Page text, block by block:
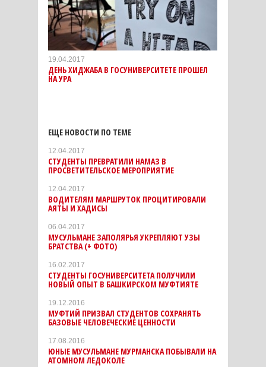
19.04.2017
ДЕНЬ ХИДЖАБА В ГОСУНИВЕРСИТЕТЕ ПРОШЕЛ
НА УРА
ЕЩЕ НОВОСТИ ПО ТЕМЕ
12.04.2017
СТУДЕНТЫ ПРЕВРАТИЛИ НАМАЗ В
ПРОСВЕТИТЕЛЬСКОЕ МЕРОПРИЯТИЕ
12.04.2017
ВОДИТЕЛЯМ МАРШРУТОК ПРОЦИТИРОВАЛИ
АЯТЫ И ХАДИСЫ
06.04.2017
МУСУЛЬМАНЕ ЗАПОЛЯРЬЯ УКРЕПЛЯЮТ УЗЫ
БРАТСТВА (+ ФОТО)
16.02.2017
СТУДЕНТЫ ГОСУНИВЕРСИТЕТА ПОЛУЧИЛИ
НОВЫЙ ОПЫТ В БАШКИРСКОМ МУФТИЯТЕ
19.12.2016
МУФТИЙ ПРИЗВАЛ СТУДЕНТОВ СОХРАНЯТЬ
БАЗОВЫЕ ЧЕЛОВЕЧЕСКИЕ ЦЕННОСТИ
17.08.2016
ЮНЫЕ МУСУЛЬМАНЕ МУРМАНСКА ПОБЫВАЛИ НА
АТОМНОМ ЛЕДОКОЛЕ